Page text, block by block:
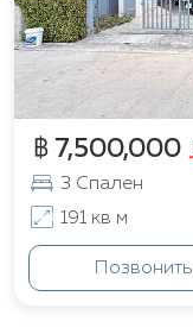
฿ 7,500,000
3 Спален
191 кв м
Позвонить